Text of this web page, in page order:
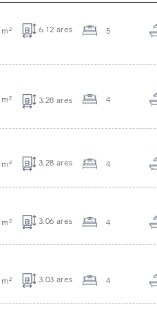
m² 6.12 ares 5
m² 3.28 ares 4
m² 3.28 ares 4
m² 3.06 ares 4
m² 3.03 ares 4